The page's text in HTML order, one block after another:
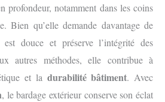
profondeur, notamment dans les coins
Bien qu’elle demande davantage de
est douce et préserve l’intégrité des
autres méthodes, elle contribue à
et la durabilité bâtiment. Avec
, le bardage extérieur conserve son éclat